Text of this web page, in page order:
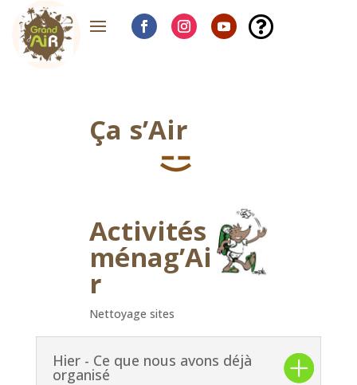

Ça s’Air
Activités
ménag’Ai
r
Nettoyage sites
Hier - Ce que nous avons déjà
organisé